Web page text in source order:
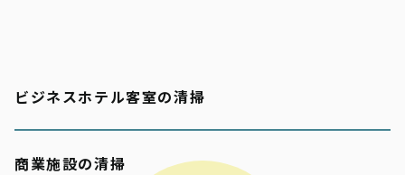
ビジネスホテル客室の清掃
商業施設の清掃